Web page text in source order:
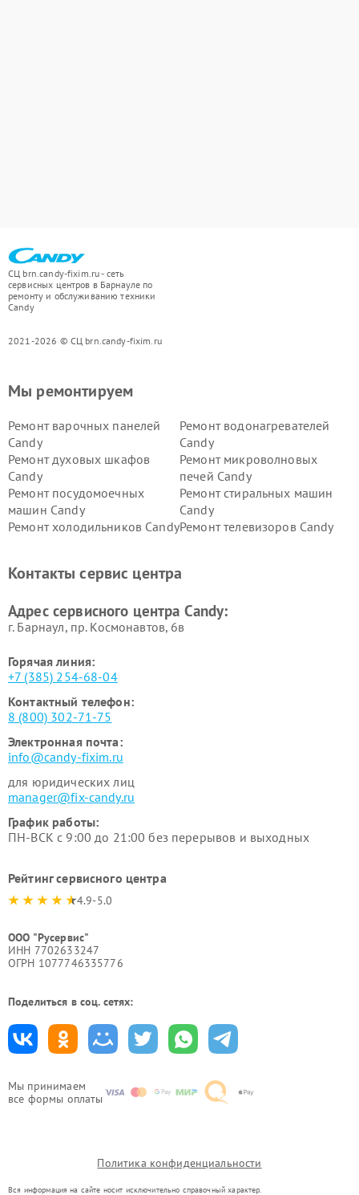
СЦ brn.candy-fixim.ru - сеть
сервисных центров в Барнауле по
ремонту и обслуживанию техники
Candy
2021-2026 © СЦ brn.candy-fixim.ru
Мы принимаем
все формы оплаты
Мы ремонтируем
Ремонт варочных панелей
Candy
Ремонт водонагревателей
Candy
Ремонт духовых шкафов
Candy
Ремонт микроволновых
печей Candy
Ремонт посудомоечных
машин Candy
Ремонт стиральных машин
Candy
Ремонт холодильников CandyРемонт телевизоров Candy
Контакты сервис центра
Адрес сервисного центра Candy:
г. Барнаул, ​пр. Космонавтов, 6в
Горячая линия:
+7 (385) 254-68-04
Контактный телефон:
8 (800) 302-71-75
Электронная почта:
info@candy-fixim.ru
для юридических лиц
manager@fix-candy.ru
График работы:
ПН-ВСК с 9:00 до 21:00 без перерывов и выходных
Рейтинг сервисного центра
4.9-5.0
ООО "Русервис"
ИНН 7702633247
ОГРН 1077746335776
Поделиться в соц. сетях:
Политика конфиденциальности
Вся информация на сайте носит исключительно справочный характер.